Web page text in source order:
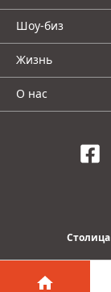
Шоу-биз
Жизнь
О нас
Столица